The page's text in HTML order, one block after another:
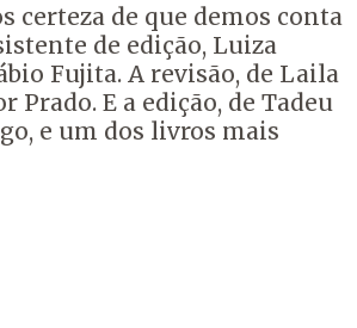
certeza de que demos conta
de edição, Luiza
Fujita. A revisão, de Laila
E a edição, de Tadeu
e um dos livros mais